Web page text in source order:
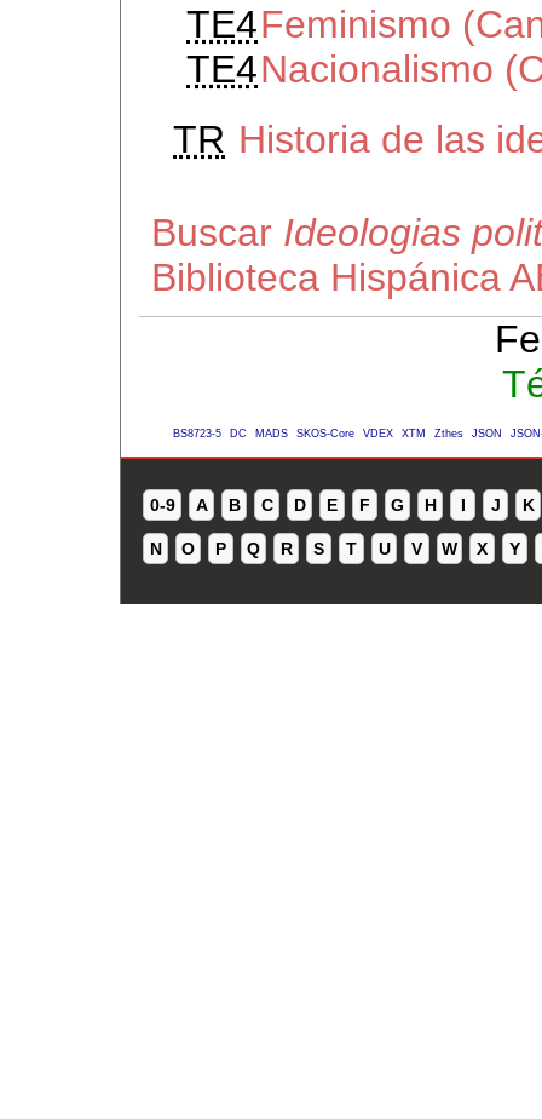
TE4Feminismo
TE4Nacionalismo
TR Historia de las
Buscar Ideologias
Biblioteca Hispánica
BS8723-5 DC MADS SKOS-Core VDEX XTM Zthes JSON
0-9 A B C D E F G H I J K
N O P Q R S T U V W X Y